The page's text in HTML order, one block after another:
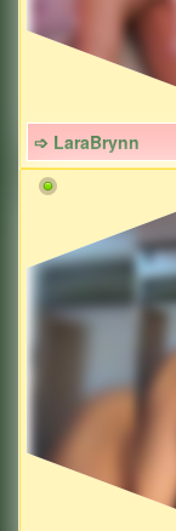
➩ LaraBrynn